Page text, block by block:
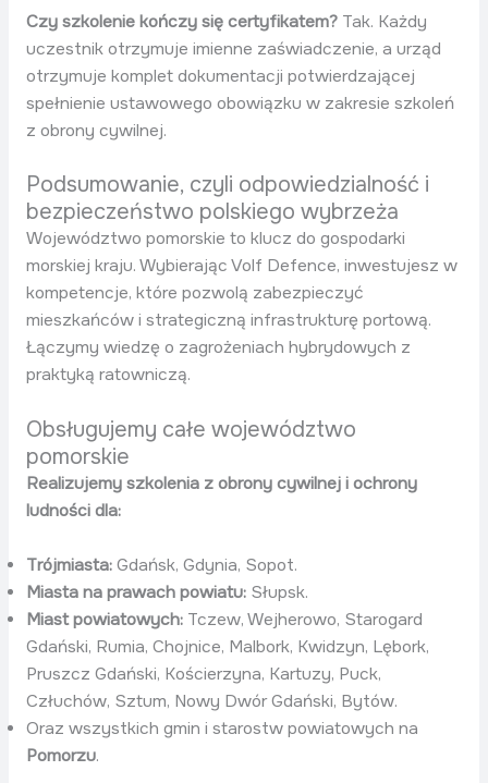
Czy szkolenie kończy się certyfikatem?Tak. Każdy
uczestnik otrzymuje imienne zaświadczenie, a urząd
otrzymuje komplet dokumentacji potwierdzającej
spełnienie ustawowego obowiązku w zakresie szkoleń
z obrony cywilnej.
Podsumowanie, czyli odpowiedzialność i
bezpieczeństwo polskiego wybrzeża
Województwo pomorskie to klucz do gospodarki
morskiej kraju. Wybierając Volf Defence, inwestujesz w
kompetencje, które pozwolą zabezpieczyć
mieszkańców i strategiczną infrastrukturę portową.
Łączymy wiedzę o zagrożeniach hybrydowych z
praktyką ratowniczą.
Obsługujemy całe województwo
pomorskie
Realizujemy szkolenia z obrony cywilnej i ochrony
ludności dla:
Trójmiasta:Gdańsk, Gdynia, Sopot.
Miasta na prawach powiatu:Słupsk.
Miast powiatowych:Tczew, Wejherowo, Starogard
Gdański, Rumia, Chojnice, Malbork, Kwidzyn, Lębork,
Pruszcz Gdański, Kościerzyna, Kartuzy, Puck,
Człuchów, Sztum, Nowy Dwór Gdański, Bytów.
Oraz wszystkich gmin i starostw powiatowych na
Pomorzu.